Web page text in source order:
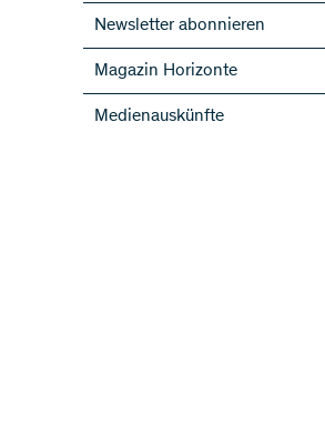
Newsletter abonnieren
SNF-Newsletter abonnieren
Newsletter der NFP abonnieren
ScienceGeist
Magazin Horizonte
Medienauskünfte